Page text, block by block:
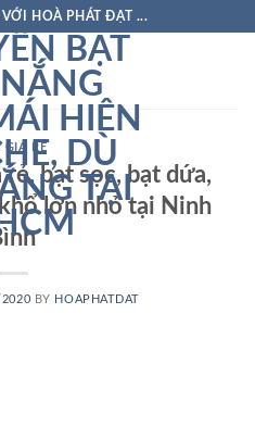
HOÀ PHÁT ĐẠT ...
GIÁ RẺ
rẻ, bạt sọc, bạt dứa,
lớn nhỏ tại Ninh
BY HOAPHATDAT